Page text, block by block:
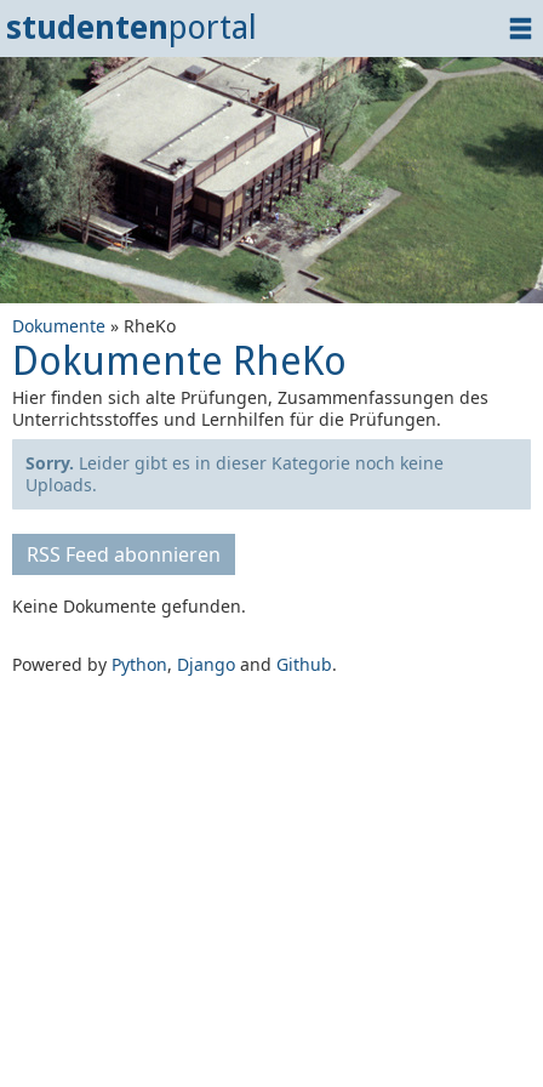
studentenportal
Home
Dokumente
Events
? Tipps
Login
Dokumente » RheKo
Dokumente RheKo
Hier finden sich alte Prüfungen, Zusammenfassungen des
Unterrichtsstoffes und Lernhilfen für die Prüfungen.
Sorry. Leider gibt es in dieser Kategorie noch keine
Uploads.
RSS Feed abonnieren
Keine Dokumente gefunden.
Powered by Python, Django and Github.